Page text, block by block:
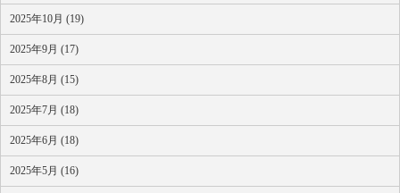
2025年10月 (19)
2025年9月 (17)
2025年8月 (15)
2025年7月 (18)
2025年6月 (18)
2025年5月 (16)